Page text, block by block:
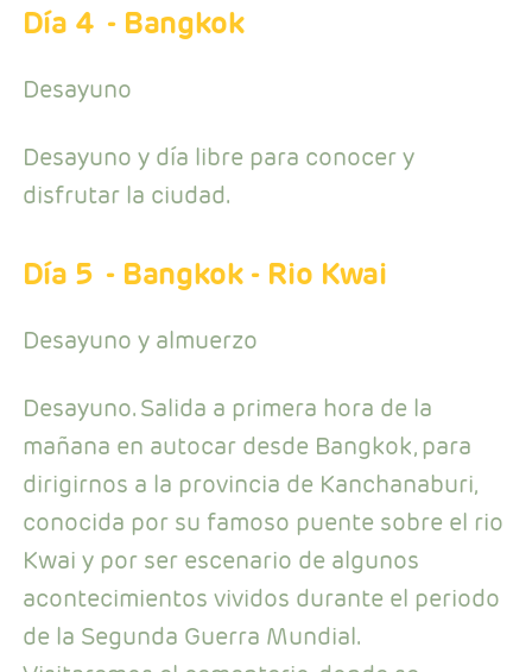
Día 4 - Bangkok
Desayuno
Desayuno y día libre para conocer y
disfrutar la ciudad.
Día 5 - Bangkok - Rio Kwai
Desayuno y almuerzo
Desayuno. Salida a primera hora de la
mañana en autocar desde Bangkok, para
dirigirnos a la provincia de Kanchanaburi,
conocida por su famoso puente sobre el rio
Kwai y por ser escenario de algunos
acontecimientos vividos durante el periodo
de la Segunda Guerra Mundial.